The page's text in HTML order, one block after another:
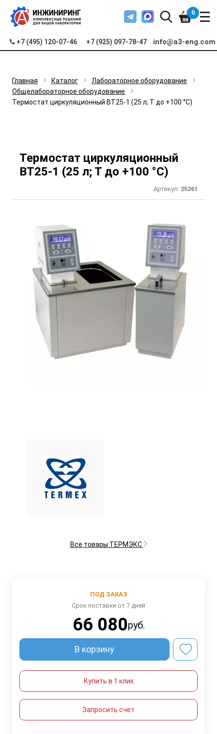
+7 (495) 120-07-46 +7 (925) 097-78-47 info@a3-eng.com
0
Главная Каталог
Лабораторное оборудование
Общелабораторное оборудование
Термостат циркуляционный ВТ25-1 (25 л; Т до +100 °С)
Термостат циркуляционный
ВТ25-1 (25 л; Т до +100 °С)
Артикул: 25261
Все товары ТЕРМЭКС
ПОД ЗАКАЗ
Срок поставки от 7 дней
66 080руб.
В корзину
Купить в 1 клик
Запросить счет